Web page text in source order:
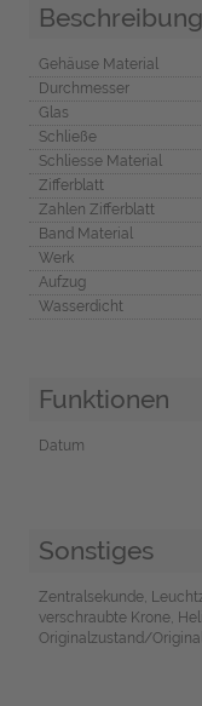
Beschreibung
Gehäuse Material
Durchmesser
Glas
Schließe
Schliesse Material
Zifferblatt
Zahlen Zifferblatt
Band Material
Werk
Aufzug
Wasserdicht
Funktionen
Datum
Sonstiges
Zentralsekunde,
verschraubte Krone,
Originalzustand/